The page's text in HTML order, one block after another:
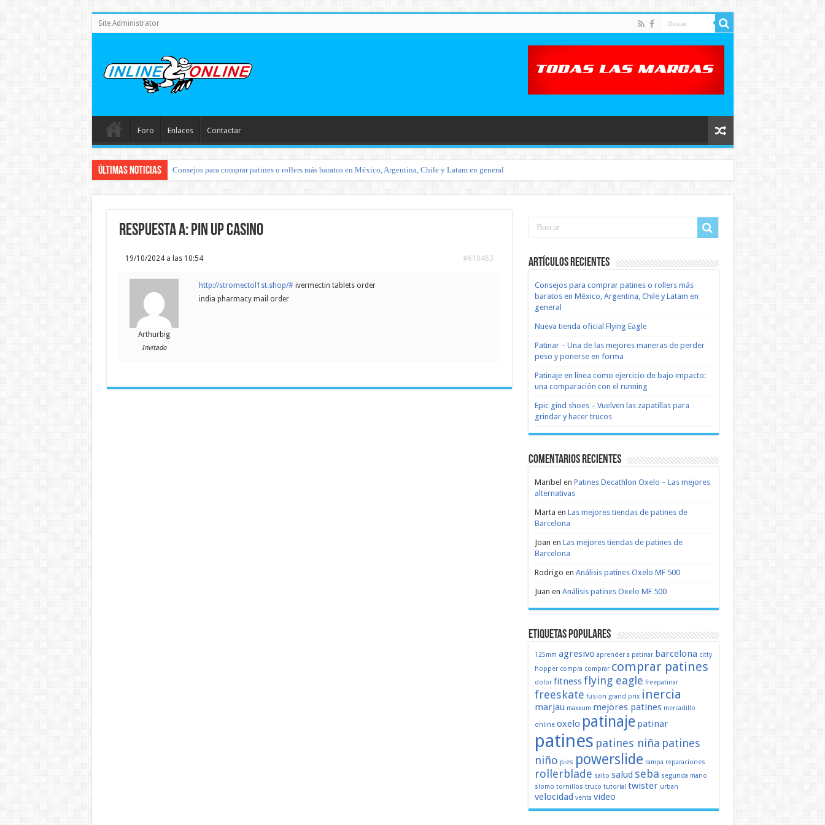
Site Administrator
Foro Enlaces Contactar
Últimas noticias Consejos para comprar patines o rollers más baratos en México, Argentina, Chile y Latam en general
Respuesta a: pin up casino
19/10/2024 a las 10:54 #610463
Arthurbig
Invitado
http://stromectol1st.shop/#ivermectin tablets order
india pharmacy mail order
Artículos recientes
Consejos para comprar patines o rollers más
baratos en México, Argentina, Chile y Latam en
general
Nueva tienda oficial Flying Eagle
Patinar – Una de las mejores maneras de perder
peso y ponerse en forma
Patinaje en línea como ejercicio de bajo impacto:
una comparación con el running
Epic gind shoes – Vuelven las zapatillas para
grindar y hacer trucos
Comentarios recientes
Maribel en Patines Decathlon Oxelo – Las mejores
alternativas
Marta en Las mejores tiendas de patines de
Barcelona
Joan en Las mejores tiendas de patines de
Barcelona
Rodrigo en Análisis patines Oxelo MF 500
Juan en Análisis patines Oxelo MF 500
Etiquetas populares
125mm agresivo aprender a patinar barcelona citty
hopper compra comprar comprar patines
dolor fitnessflying eagle freepatinar
freeskate fusion grand prix inercia
marjau maxxum mejores patines mercadillo
online oxelo patinaje patinar
patines patines niña patines
niño pies powerslide rampa reparaciones
rollerblade salto salud seba segunda mano
slomo tornillos truco tutorial twister urban
velocidad venta video